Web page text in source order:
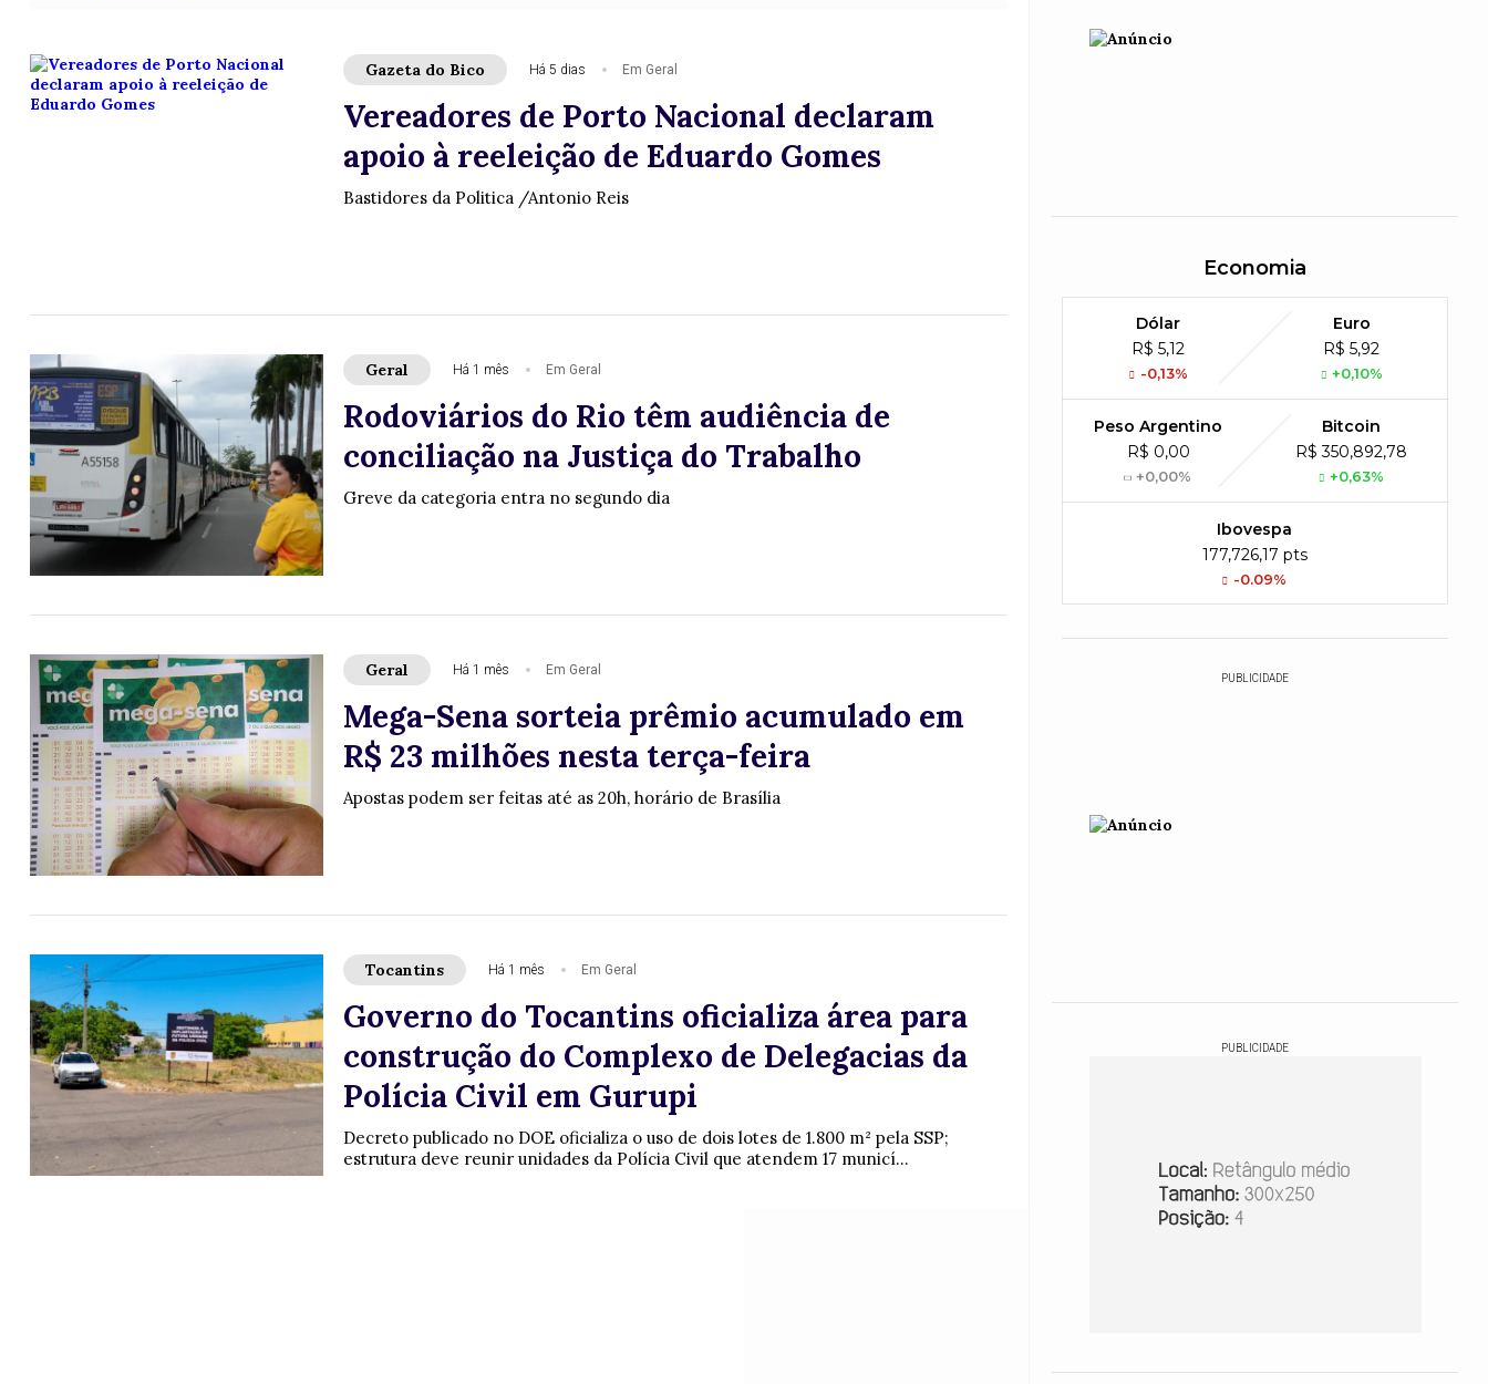
Gazeta do Bico Há 5 dias Em Geral
Vereadores de Porto Nacional declaram
apoio à reeleição de Eduardo Gomes
Bastidores da Politica /Antonio Reis
Geral Há 1 mês Em Geral
Rodoviários do Rio têm audiência de
conciliação na Justiça do Trabalho
Greve da categoria entra no segundo dia
Geral Há 1 mês Em Geral
Mega-Sena sorteia prêmio acumulado em
R$ 23 milhões nesta terça-feira
Apostas podem ser feitas até as 20h, horário de Brasília
Tocantins Há 1 mês Em Geral
Governo do Tocantins oficializa área para
construção do Complexo de Delegacias da
Polícia Civil em Gurupi
Decreto publicado no DOE oficializa o uso de dois lotes de 1.800 m² pela SSP;
estrutura deve reunir unidades da Polícia Civil que atendem 17 municí...
Economia
Dólar
R$ 5,12
-0,13%
Euro
R$ 5,92
+0,10%
Peso Argentino
R$ 0,00
+0,00%
Bitcoin
R$ 350,892,78
+0,63%
Ibovespa
177,726,17 pts
-0.09%
PUBLICIDADE
PUBLICIDADE